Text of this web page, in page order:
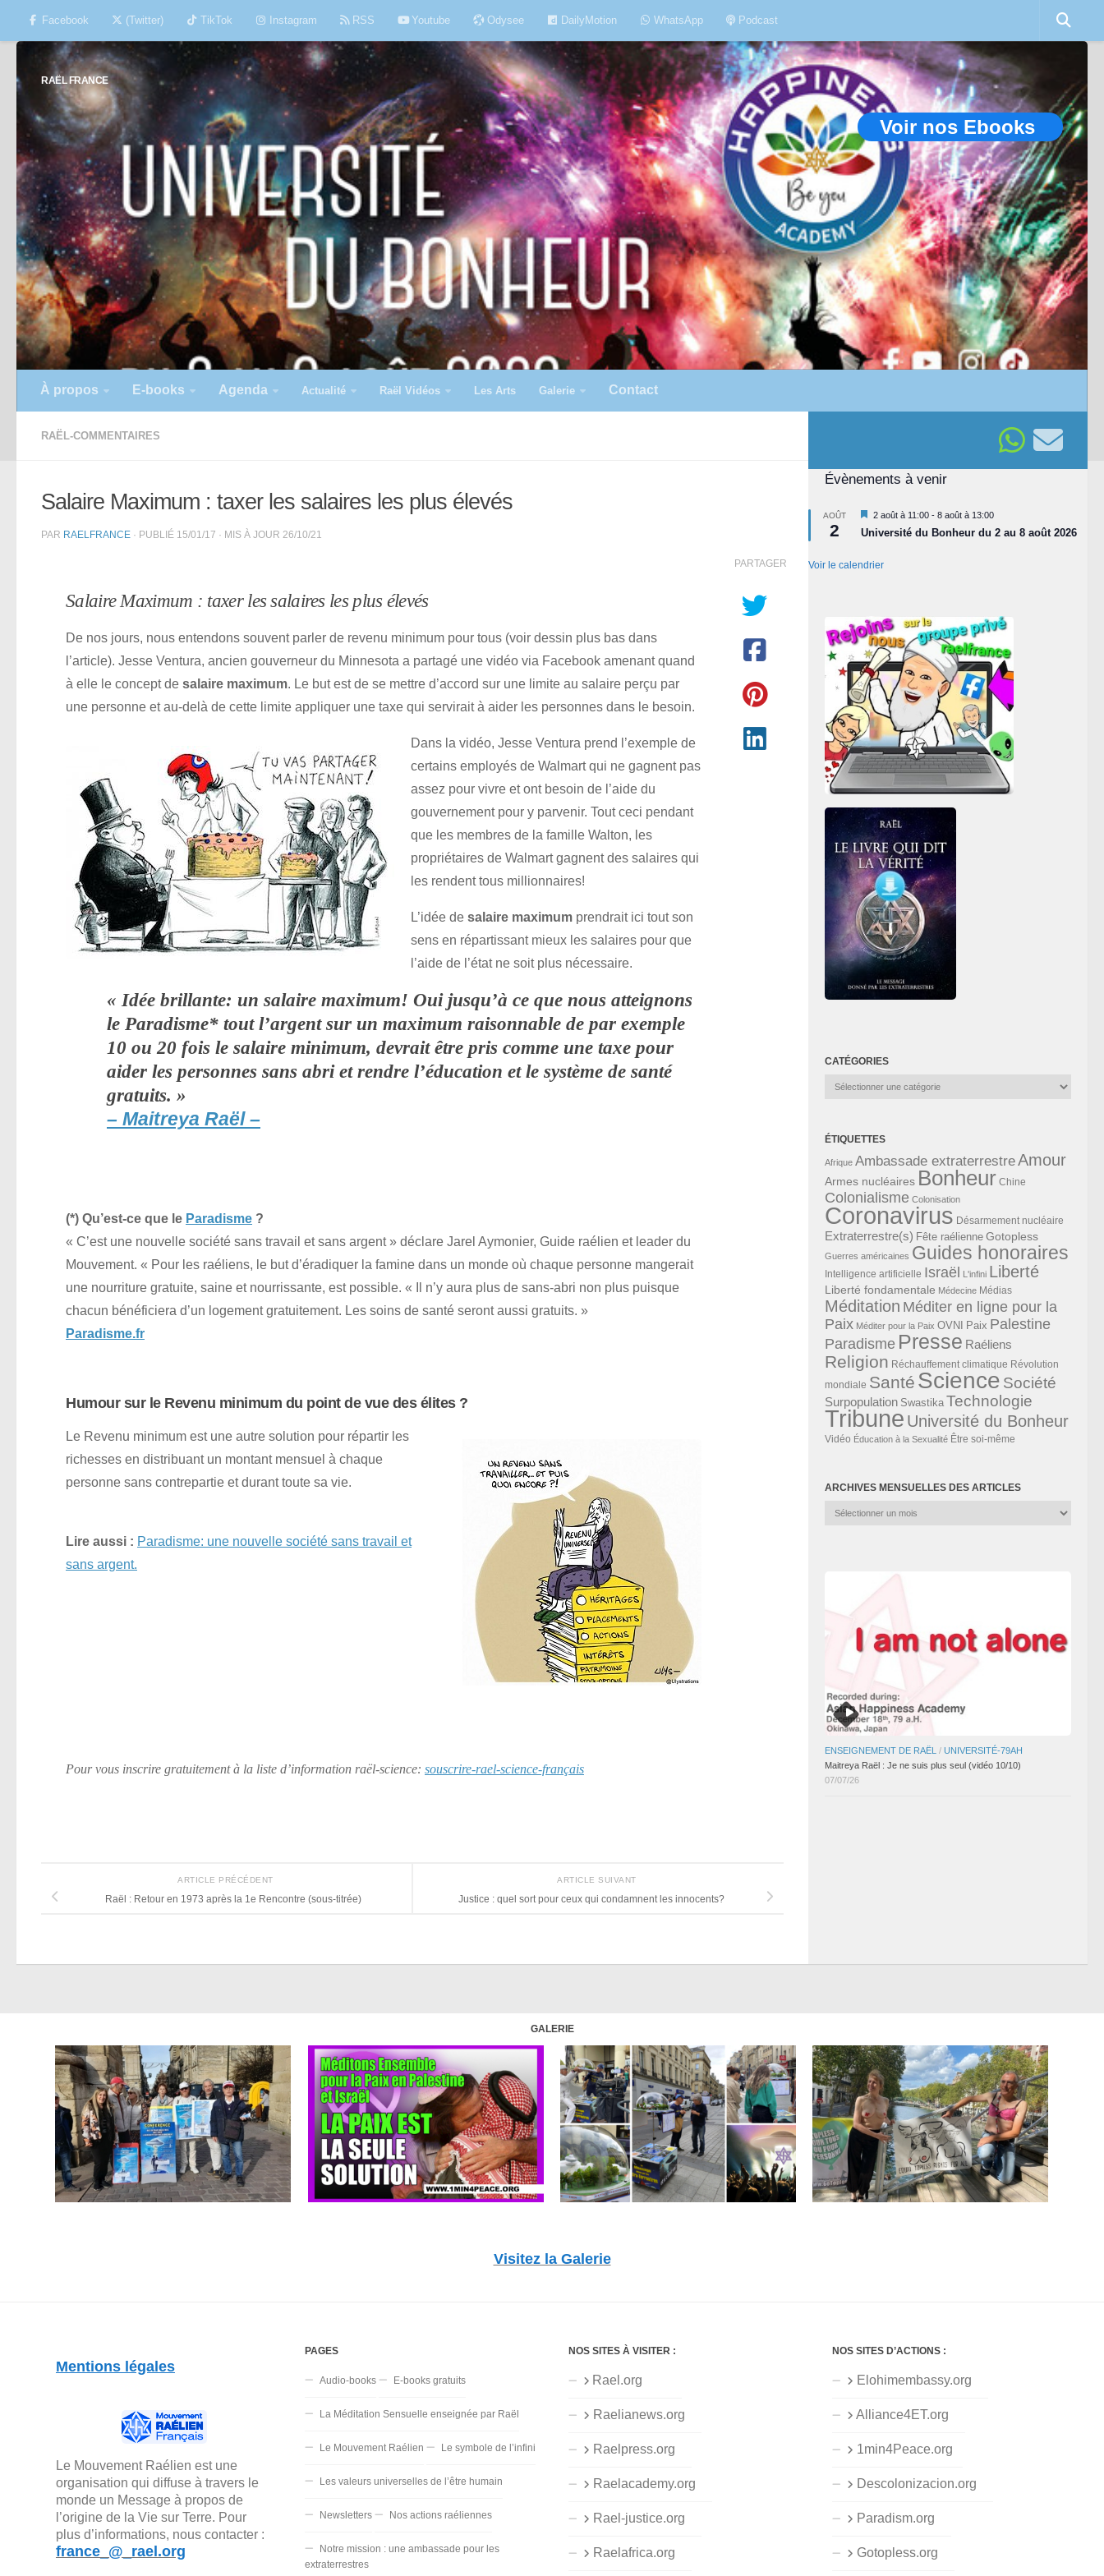
Skip to content
Facebook (Twitter) TikTok Instagram RSS Youtube Odysee DailyMotion WhatsApp Podcast
RAËL FRANCE
Voir nos Ebooks
À propos E-books Agenda Actualité Raël Vidéos Les Arts Galerie Contact
RAËL-COMMENTAIRES
Salaire Maximum : taxer les salaires les plus élevés
PAR RAELFRANCE · PUBLIÉ 15/01/17 · MIS À JOUR 26/10/21
Salaire Maximum : taxer les salaires les plus élevés
De nos jours, nous entendons souvent parler de revenu minimum pour tous (voir dessin plus bas dans
l’article). Jesse Ventura, ancien gouverneur du Minnesota a partagé une vidéo via Facebook amenant quand
à elle le concept de salaire maximum. Le but est de se mettre d’accord sur une limite au salaire perçu par
une personne et au-delà de cette limite appliquer une taxe qui servirait à aider les personnes dans le besoin.
Dans la vidéo, Jesse Ventura prend l’exemple de
certains employés de Walmart qui ne gagnent pas
assez pour vivre et ont besoin de l’aide du
gouvernement pour y parvenir. Tout ceci pendant
que les membres de la famille Walton, les
propriétaires de Walmart gagnent des salaires qui
les rendent tous millionnaires!
L’idée de salaire maximum prendrait ici tout son
sens en répartissant mieux les salaires pour que
l’aide de l’état ne soit plus nécessaire.
« Idée brillante: un salaire maximum! Oui jusqu’à ce que nous atteignons
le Paradisme* tout l’argent sur un maximum raisonnable de par exemple
10 ou 20 fois le salaire minimum, devrait être pris comme une taxe pour
aider les personnes sans abri et rendre l’éducation et le système de santé
gratuits. »
– Maitreya Raël –
(*) Qu’est-ce que le Paradisme ?
« C’est une nouvelle société sans travail et sans argent » déclare Jarel Aymonier, Guide raélien et leader du
Mouvement. « Pour les raéliens, le but d’éradiquer la famine dans un monde où chaque personne mangerait
une nourriture gratuite, saine et nourrissante, est possible. « Il n’y aura plus de sans-abri non plus puisque
chacun bénéficiera d’un logement gratuitement. Les soins de santé seront aussi gratuits. »
Paradisme.fr
Humour sur le Revenu minimum du point de vue des élites ?
Le Revenu minimum est une autre solution pour répartir les
richesses en distribuant un montant mensuel à chaque
personne sans contrepartie et durant toute sa vie.
Lire aussi : Paradisme: une nouvelle société sans travail et
sans argent.
Pour vous inscrire gratuitement à la liste d’information raël-science: souscrire-rael-science-français
PARTAGER
ARTICLE SUIVANT
Justice : quel sort pour ceux qui condamnent les innocents?
ARTICLE PRÉCÉDENT
Raël : Retour en 1973 après la 1e Rencontre (sous-titrée)
Évènements à venir
AOÛT
2
Mis
en
avant
2 août à 11:00 - 8 août à 13:00
Université du Bonheur du 2 au 8 août 2026
Voir le calendrier
CATÉGORIES
Catégories
ÉTIQUETTES
Afrique Ambassade extraterrestreAmour
Armes nucléaires Bonheur Chine
Colonialisme Colonisation
Coronavirus Désarmement nucléaire
Extraterrestre(s) Fête raélienne Gotopless
Guerres américaines Guides honoraires
Intelligence artificielle Israël L'infini Liberté
Liberté fondamentale Médecine Médias
Méditation Méditer en ligne pour la
Paix Méditer pour la Paix OVNI Paix Palestine
Paradisme Presse Raéliens
Religion Réchauffement climatique Révolution
mondiale Santé Science Société
Surpopulation Swastika Technologie
Tribune Université du Bonheur
Vidéo Éducation à la Sexualité Être soi-même
ARCHIVES MENSUELLES DES ARTICLES
Archives
ENSEIGNEMENT DE RAËL / UNIVERSITÉ-79AH
Maitreya Raël : Je ne suis plus seul (vidéo 10/10)
07/07/26
GALERIE
Visitez la Galerie
Mentions légales
Le Mouvement Raélien est une
organisation qui diffuse à travers le
monde un Message à propos de
l’origine de la Vie sur Terre. Pour
plus d’informations, nous contacter :
france_@_rael.org
PAGES
Audio-books E-books gratuits
La Méditation Sensuelle enseignée par Raël
Le Mouvement Raélien Le symbole de l’infini
Les valeurs universelles de l’être humain
Newsletters Nos actions raéliennes
Notre mission : une ambassade pour les
extraterrestres
NOS SITES À VISITER :
Rael.org
Raelianews.org
Raelpress.org
Raelacademy.org
Rael-justice.org
Raelafrica.org
NOS SITES D’ACTIONS :
Elohimembassy.org
Alliance4ET.org
1min4Peace.org
Descolonizacion.org
Paradism.org
Gotopless.org